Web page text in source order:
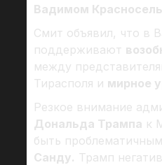
Вадимом
Смит объявил, что в
поддерживают
между
Тирасполя и мирное
Резкое внимание
Дональда Трампа к
быть
Санду. Трамп